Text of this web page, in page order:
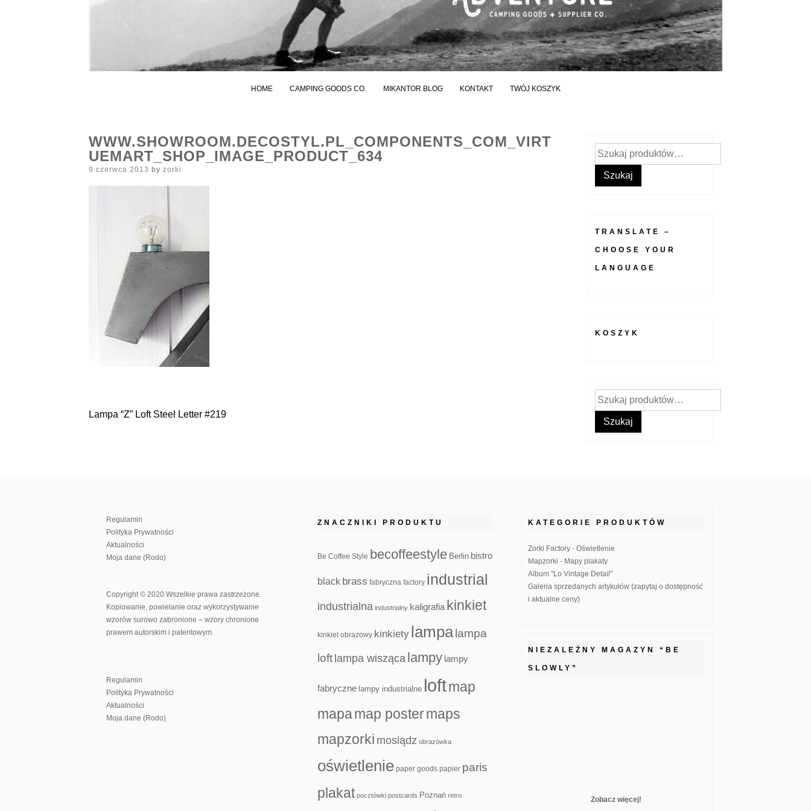
HOME CAMPING GOODS CO. MIKANTOR BLOG KONTAKT TWÓJ KOSZYK
WWW.SHOWROOM.DECOSTYL.PL_COMPONENTS_COM_VIRT
UEMART_SHOP_IMAGE_PRODUCT_634
Posted
9 czerwca 2013 by zorki
Nawigacja
Lampa “Z” Loft Steel Letter #219
Szukaj:
Szukaj
TRANSLATE –
CHOOSE YOUR
LANGUAGE
KOSZYK
Szukaj:
Szukaj
Regulamin
Polityka Prywatności
Aktualności
Moja dane (Rodo)
Copyright © 2020 Wszelkie prawa zastrzeżone.
Kopiowanie, powielanie oraz wykorzystywanie
wzorów surowo zabronione – wzory chronione
prawem autorskim i patentowym.
Regulamin
Polityka Prywatności
Aktualności
Moja dane (Rodo)
ZNACZNIKI PRODUKTU
Be Coffee Style becoffeestyle Berlin bistro
black brass fabryczna factory industrial
industrialna industrialny kaligrafia kinkiet
kinkiet obrazowy kinkiety lampa lampa
loft lampa wisząca lampy lampy
fabryczne lampy industrialne loftmap
mapamap postermaps
mapzorki mosiądz obrazówka
oświetlenie paper goods papier paris
plakat pocztówki postcards Poznań retro
KATEGORIE PRODUKTÓW
Zorki Factory - Oświetlenie
Mapzorki - Mapy plakaty
Album "Lo Vintage Detail"
Galeria sprzedanych artykułów (zapytaj o dostępność
i aktualne ceny)
NIEZALEŻNY MAGAZYN “BE
SLOWLY”
Zobacz więcej!